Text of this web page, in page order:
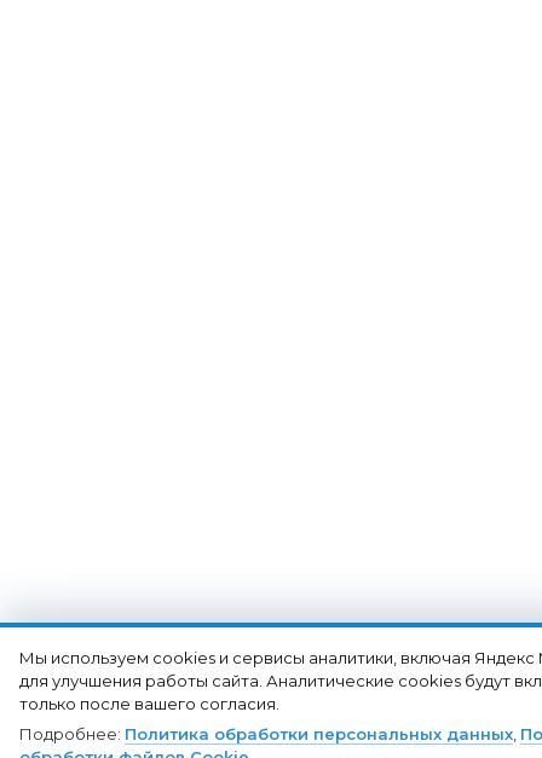
Мы используем cookies и сервисы аналитики, включая Яндекс
для улучшения работы сайта. Аналитические cookies будут
только после вашего согласия.
Подробнее: Политика обработки персональных данных